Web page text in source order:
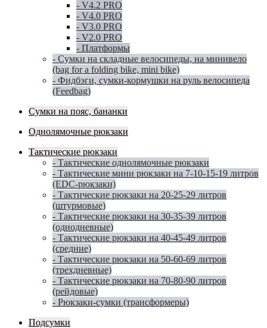
- V4.2 PRO
- V4.0 PRO
- V3.0 PRO
- V2.0 PRO
- Платформы
- Сумки на складные велосипеды, на минивело
(bag for a folding bike, mini bike)
- Фидбэги, сумки-кормушки на руль велосипеда
(Feedbag)
Сумки на пояс, бананки
Однолямочные рюкзаки
Тактические рюкзаки
- Тактические однолямочные рюкзаки
- Тактические мини рюкзаки на 7-10-15-19 литров
(EDC-рюкзаки)
- Тактические рюкзаки на 20-25-29 литров
(штурмовые)
- Тактические рюкзаки на 30-35-39 литров
(однодневные)
- Тактические рюкзаки на 40-45-49 литров
(средние)
- Тактические рюкзаки на 50-60-69 литров
(трехдневные)
- Тактические рюкзаки на 70-80-90 литров
(рейдовые)
- Рюкзаки-сумки (трансформеры)
Подсумки